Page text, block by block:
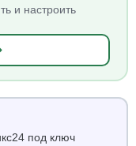
и настроить
под ключ